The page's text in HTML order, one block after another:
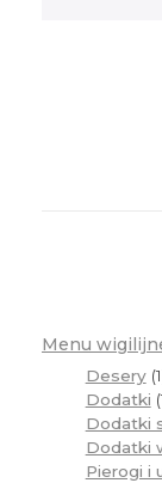
Menu
Desery 1
Dodatki
Dodatki
Dodatki
Pierogi i